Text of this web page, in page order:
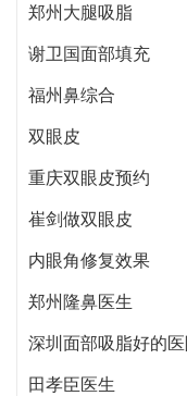
郑州大腿吸脂
谢卫国面部填充
福州鼻综合
双眼皮
重庆双眼皮预约
崔剑做双眼皮
内眼角修复效果
郑州隆鼻医生
深圳面部吸脂好的
田孝臣医生